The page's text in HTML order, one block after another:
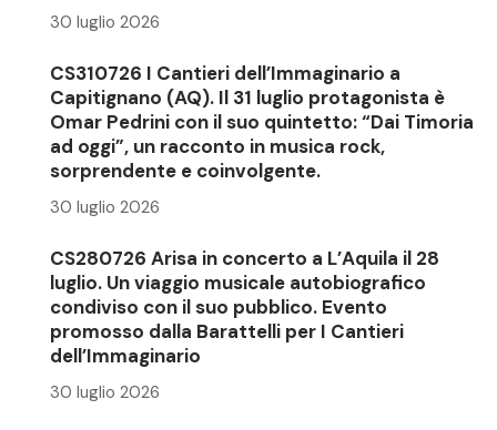
30 luglio 2026
CS310726 I Cantieri dell’Immaginario a
Capitignano (AQ). Il 31 luglio protagonista è
Omar Pedrini con il suo quintetto: “Dai Timoria
ad oggi”, un racconto in musica rock,
sorprendente e coinvolgente.
30 luglio 2026
CS280726 Arisa in concerto a L’Aquila il 28
luglio. Un viaggio musicale autobiografico
condiviso con il suo pubblico. Evento
promosso dalla Barattelli per I Cantieri
dell’Immaginario
30 luglio 2026